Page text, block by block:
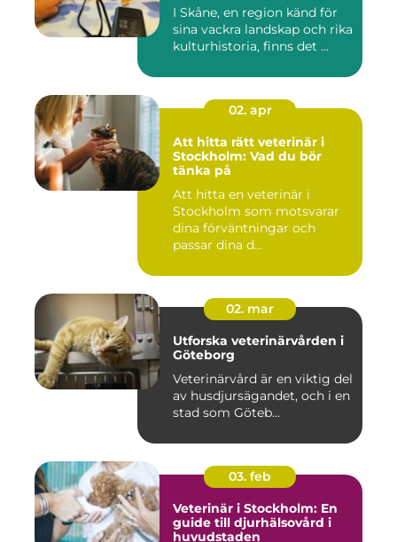
I Skåne, en region känd för
sina vackra landskap och rika
kulturhistoria, finns det ...
02. apr
Att hitta rätt veterinär i
Stockholm: Vad du bör
tänka på
Att hitta en veterinär i
Stockholm som motsvarar
dina förväntningar och
passar dina d...
02. mar
Utforska veterinärvården i
Göteborg
Veterinärvård är en viktig del
av husdjursägandet, och i en
stad som Göteb...
03. feb
Veterinär i Stockholm: En
guide till djurhälsovård i
huvudstaden